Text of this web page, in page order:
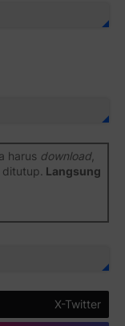
harus download,
Langsung
X-Twitter